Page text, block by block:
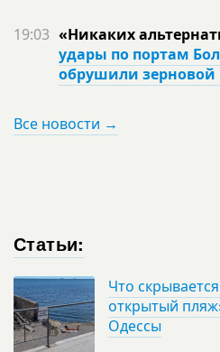
19:03 «Никаких
удары по портам
обрушили
Все новости →
Статьи:
Что
открытый
Одессы